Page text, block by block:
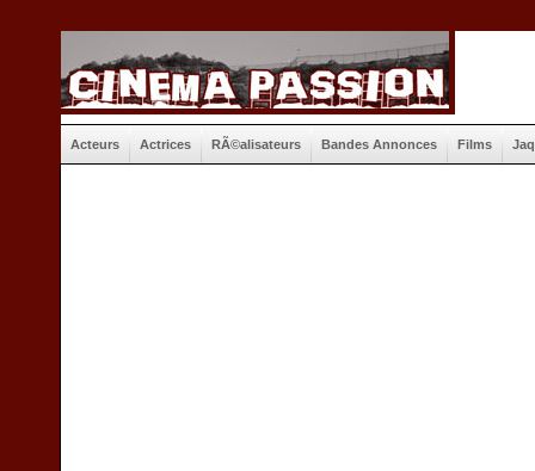
Acteurs Actrices RÃ©alisateurs Bandes Annonces Films